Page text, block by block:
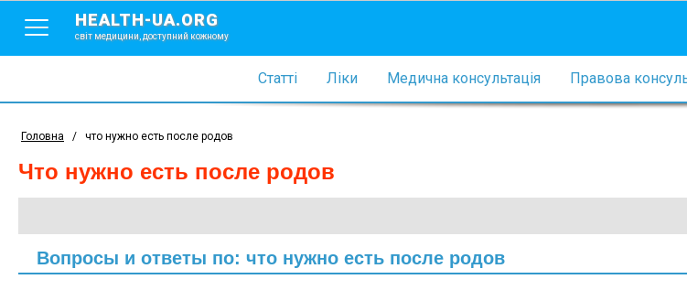
HEALTH-UA.ORG
світ медицини, доступний кожному
Статті Ліки Медична консультація Правова
Головна / что нужно есть после родов
что нужно есть после родов
Вопросы и ответы по: что нужно есть после родов